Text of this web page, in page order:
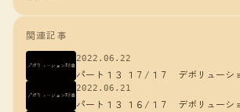
関連記事
2022.06.22
パート１３ １７/１７ デボリューシ
2022.06.21
パート１３ １６/１７ デボリューシ